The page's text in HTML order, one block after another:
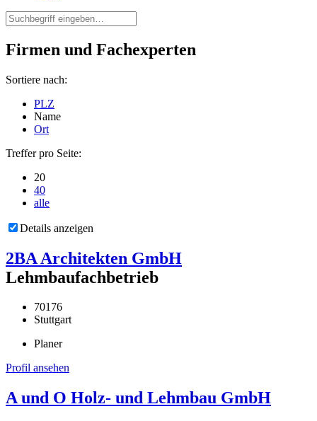
Firmen und Fachexperten
Sortiere nach:
PLZ
Name
Ort
Treffer pro Seite:
20
40
alle
Details anzeigen
2BA Architekten GmbH
Lehmbaufachbetrieb
70176
Stuttgart
Planer
Profil ansehen
A und O Holz- und Lehmbau GmbH